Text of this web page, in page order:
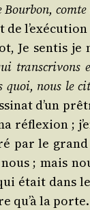
comte
l’exécution
Je sen­tis je
trans­cri­vons
nous le
d’un
réflexion ;
par le
; mais
était dans
qu’à la